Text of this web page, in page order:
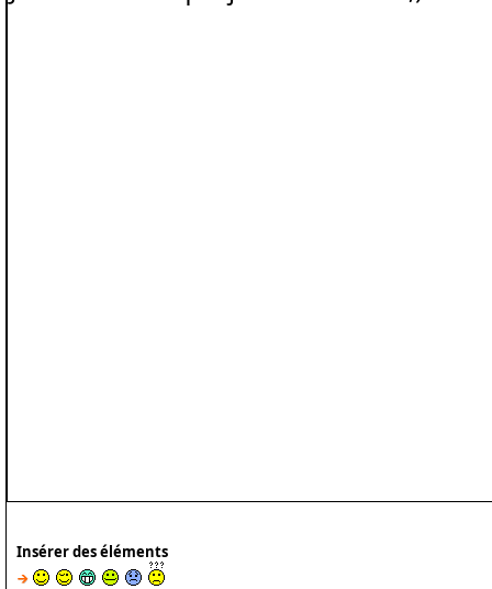
Insérer des éléments